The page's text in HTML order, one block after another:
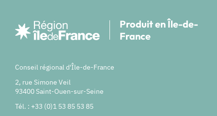
Produit en Île-de-
France
Conseil régional d'Île-de-France
2, rue Simone Veil
93400 Saint-Ouen-sur-Seine
Tél. : +33 (0)1 53 85 53 85